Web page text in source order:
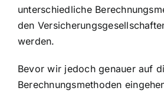
unterschiedliche
den
werden.
Bevor wir jedoch genauer auf
Berechnungsmethoden